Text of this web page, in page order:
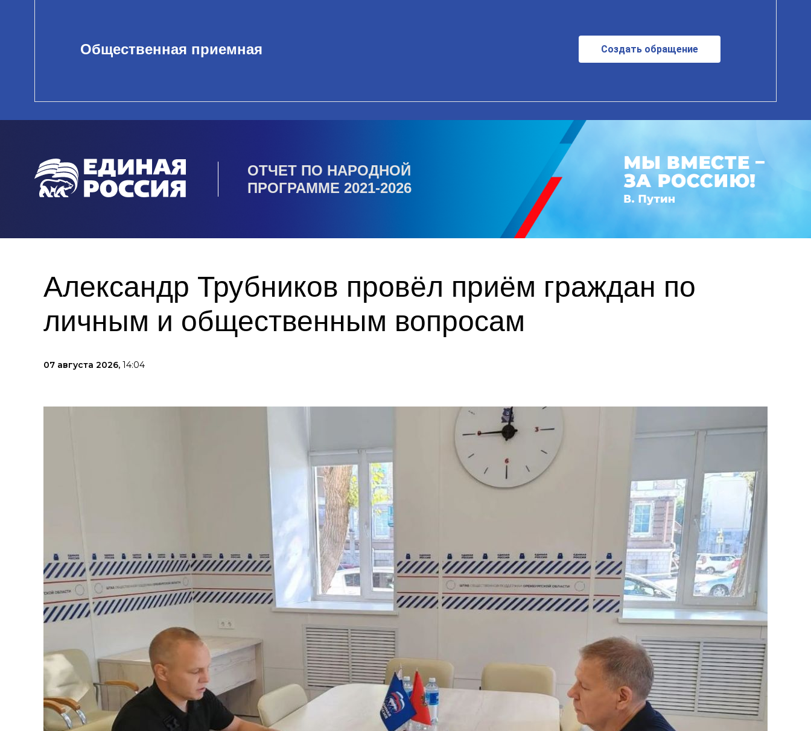
Общественная приемная Создать обращение
ОТЧЕТ ПО НАРОДНОЙ
ПРОГРАММЕ 2021-2026
Александр Трубников провёл приём граждан по
личным и общественным вопросам
07 августа 2026, 14:04